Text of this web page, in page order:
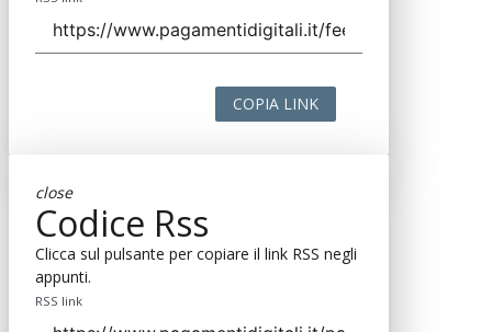
COPIA LINK
close
Codice Rss
Clicca sul pulsante per copiare il link RSS negli
appunti.
RSS link